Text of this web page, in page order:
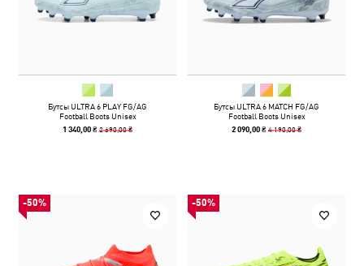
Бутсы ULTRA 6 PLAY FG/AG
Football Boots Unisex
1 340,00 ₴2 690,00 ₴
Бутсы ULTRA 6 MATCH FG/AG
Football Boots Unisex
2 090,00 ₴4 190,00 ₴
-50% -50%